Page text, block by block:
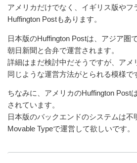
アメリカだけでなく、イギリス版やフ
Huffington Postもあります。
日本版のHuffington Postは、アジア圏
朝日新聞と合弁で運営されます。
詳細はまだ検討中だそうですが、アメ
同じような運営方法がとられる模様で
ちなみに、アメリカのHuffington Post
されています。
日本版のバックエンドのシステムは不
Movable Typeで運営して欲しいです。